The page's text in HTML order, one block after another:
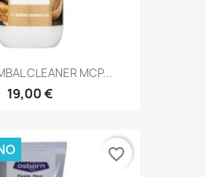
CLEANER MCP...
19,00 €
favorite_border